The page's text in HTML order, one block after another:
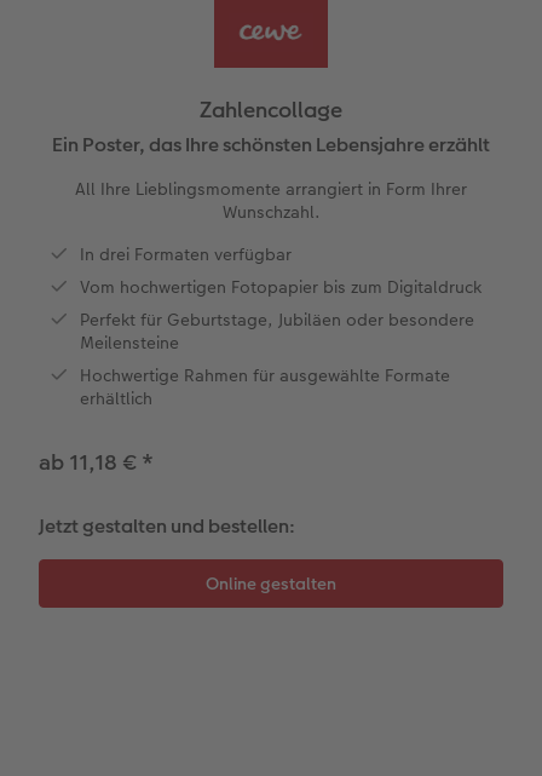
Jahrbuch gestalten
Panoramaseite
Schuber
Designvorlagen
Foto-Kochbuch
Kundenbeispiele
Anleitungen & Hilfe
Bilderboxen
Fotosticker
Fotosets
Sofortfotos
CEWE myPhotos
Neuheiten
Photo Streetmap Poster
Alu-Dibond
Foto auf Holz
Hartschaum
Gallery Print
hexxas
im Wunschformat
Dankeskarten Kommunion
Urlaubsgrüße
Weitere Anlässe
Papierqualitäten
Klappkarten
Fotokarten
Digitale Grußkarte
Foto-Geschenkbox
Art Prints
Handyhüllen
Faber-Castell
Haustierwelt
CEWE myPhotos
Wandkalender mit Design
Kalender-Kundenbeispiele
Neuheiten
Extras
CEWE myPhotos
Max Case
PopGrip
Cardholder
CEWE myPhotos
Neuheiten
nachhaltiger Schenken
Liebe schenken
Geburtstagsgeschenke
Inspiration
Kundenbeispiele
Zahlencollage
Ein Poster, das Ihre schönsten Lebensjahre erzählt
All Ihre Lieblingsmomente arrangiert in Form Ihrer
Wunschzahl.
In drei Formaten verfügbar
Vom hochwertigen Fotopapier bis zum Digitaldruck
Perfekt für Geburtstage, Jubiläen oder besondere
Meilensteine
Hochwertige Rahmen für ausgewählte Formate
erhältlich
ab 11,18 € *
Jetzt gestalten und bestellen: